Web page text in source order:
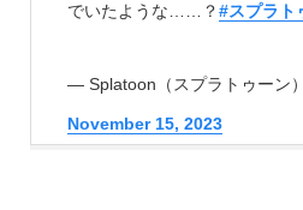
でいたような……？#スプラト
— Splatoon（スプラトゥーン
November 15, 2023